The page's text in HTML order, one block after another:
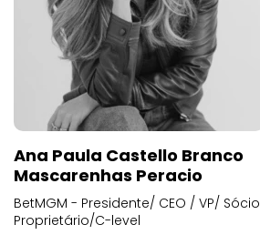
Ana Paula Castello Branco
Mascarenhas Peracio
BetMGM - Presidente/ CEO / VP/ Sócio
Proprietário/C-level